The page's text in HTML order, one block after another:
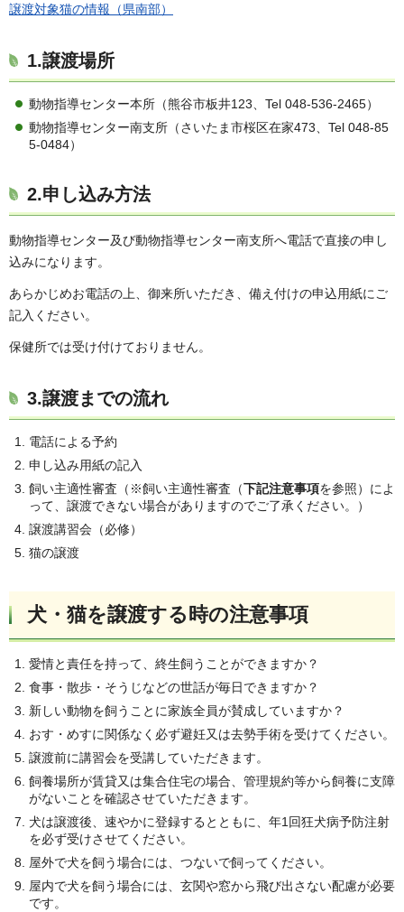
譲渡対象猫の情報（県南部）
1.譲渡場所
動物指導センター本所（熊谷市板井123、Tel 048-536-2465）
動物指導センター南支所（さいたま市桜区在家473、Tel 048-85
5-0484）
2.申し込み方法
動物指導センター及び動物指導センター南支所へ電話で直接の申し
込みになります。
あらかじめお電話の上、御来所いただき、備え付けの申込用紙にご
記入ください。
保健所では受け付けておりません。
3.譲渡までの流れ
電話による予約
申し込み用紙の記入
飼い主適性審査（※飼い主適性審査（下記注意事項を参照）によ
って、譲渡できない場合がありますのでご了承ください。）
譲渡講習会（必修）
猫の譲渡
犬・猫を譲渡する時の注意事項
愛情と責任を持って、終生飼うことができますか？
食事・散歩・そうじなどの世話が毎日できますか？
新しい動物を飼うことに家族全員が賛成していますか？
おす・めすに関係なく必ず避妊又は去勢手術を受けてください。
譲渡前に講習会を受講していただきます。
飼養場所が賃貸又は集合住宅の場合、管理規約等から飼養に支障
がないことを確認させていただきます。
犬は譲渡後、速やかに登録するとともに、年1回狂犬病予防注射
を必ず受けさせてください。
屋外で犬を飼う場合には、つないで飼ってください。
屋内で犬を飼う場合には、玄関や窓から飛び出さない配慮が必要
です。